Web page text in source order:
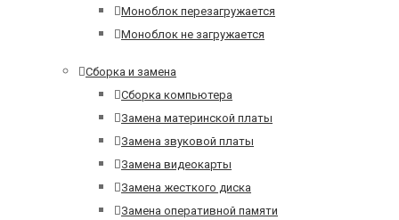
Моноблок перезагружается
Моноблок не загружается
Сборка и замена
Сборка компьютера
Замена материнской платы
Замена звуковой платы
Замена видеокарты
Замена жесткого диска
Замена оперативной памяти